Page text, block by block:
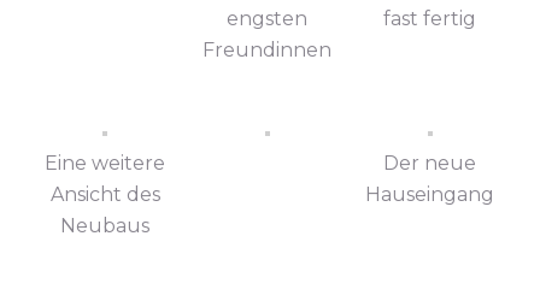
engsten
Freundinnen
fast fertig
Eine weitere
Ansicht des
Neubaus
Der neue
Hauseingang